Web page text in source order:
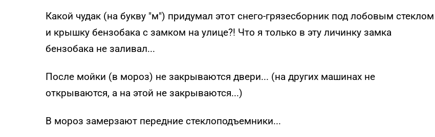
Какой чудак (на букву "м") придумал этот снего-грязесборник под лобовым стеклом
и крышку бензобака с замком на улице?! Что я только в эту личинку замка
бензобака не заливал...
После мойки (в мороз) не закрываются двери... (на других машинах не
открываются, а на этой не закрываются...)
В мороз замерзают передние стеклоподъемники...